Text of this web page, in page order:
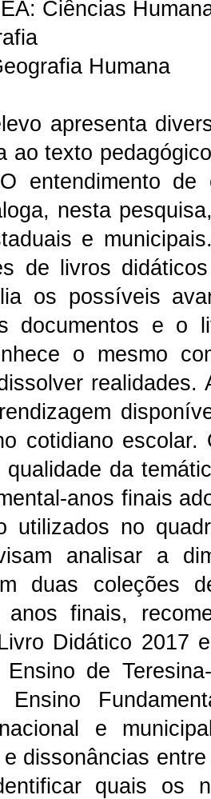
Ciências
Humana
apresenta
ao texto
entendimento
nesta
e
de livros
os possíveis
documentos e o
o mesmo
cotidiano
da
anos finais
utilizados no
analisar a
duas coleções
anos finais,
Didático 2017
Ensino de
Ensino
e
dissonâncias
quais os